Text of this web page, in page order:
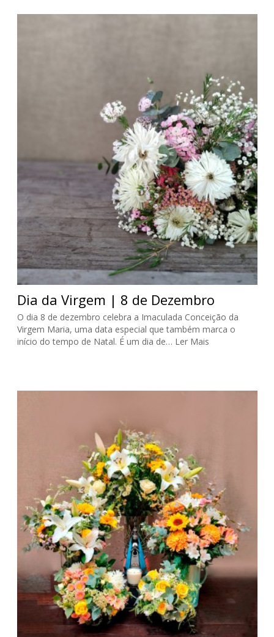
Dia da Virgem | 8 de Dezembro
O dia 8 de dezembro celebra a Imaculada Conceição da
Virgem Maria, uma data especial que também marca o
início do tempo de Natal. É um dia de… Ler Mais